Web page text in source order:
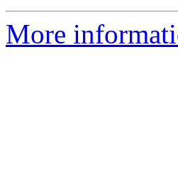
More